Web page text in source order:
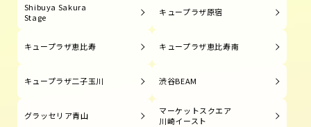
Shibuya Sakura
Stage
キュープラザ原宿
キュープラザ恵比寿 キュープラザ恵比寿南
キュープラザ二子玉川 渋谷BEAM
グラッセリア青山
マーケットスクエア
川崎イースト